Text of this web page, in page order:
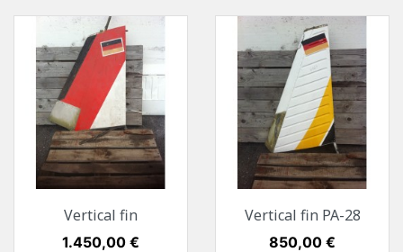
Vertical fin
Preis
1.450,00 €
Vertical fin PA-28
Preis
850,00 €